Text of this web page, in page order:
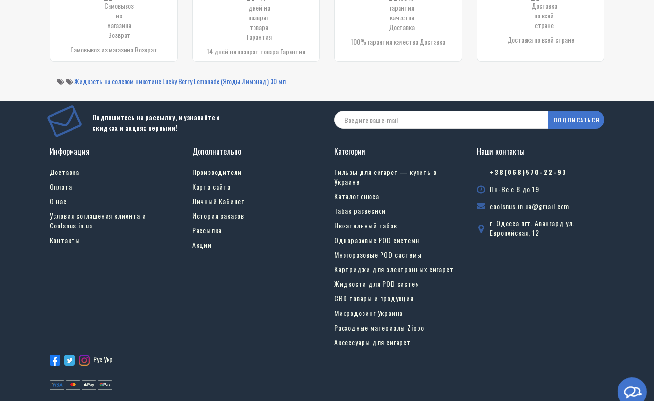
Самовывоз из магазина Возврат 14 дней на возврат товара Гарантия
100% гарантия качества Доставка Доставка по всей стране
Жидкость на солевом никотине Lucky Berry Lemonade (Ягоды Лимонад) 30 мл
Подпишитесь на рассылку, и узнавайте о
скидках и акциях первыми!
ПОДПИСАТЬСЯ
Информация
Доставка
Оплата
О нас
Условия соглашения клиента и
Coolsnus.in.ua
Контакты
Дополнительно
Производители
Карта сайта
Личный Кабинет
История заказов
Рассылка
Акции
Категории
Гильзы для сигарет — купить в
Украине
Каталог снюса
Табак развесной
Нюхательный табак
Одноразовые POD системы
Многоразовые POD системы
Картриджи для электронных сигарет
Жидкости для POD систем
CBD товары и продукция
Микродозинг Украина
Расходные материалы Zippo
Аксессуары для сигарет
Наши контакты
+38(068)570-22-90
Пн-Вс с 8 до 19
coolsnus.in.ua@gmail.com
г. Одесса пгт. Авангард ул.
Европейская, 12
РусУкр